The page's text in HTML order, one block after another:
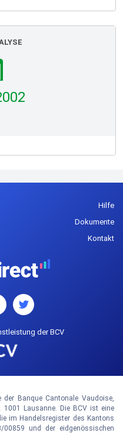
Hilfe
Dokumente
Kontakt
der BCV
Banque Cantonale Vaudoise,
1001 Lausanne. Die BCV ist eine
im Handelsregister des Kantons
und der eidgenössischen